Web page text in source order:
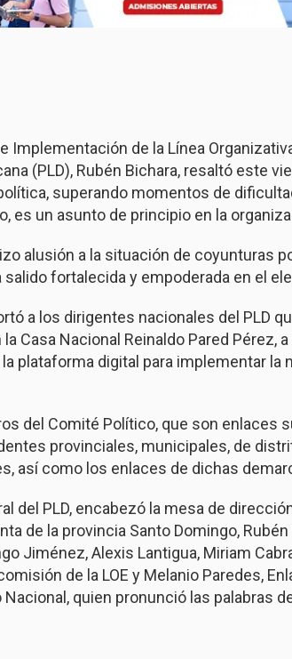
Implementación de la Línea
(PLD), Rubén Bichara, resaltó este
superando momentos de
es un asunto de principio en la
alusión a la situación de coyunturas
fortalecida y empoderada en el
a los dirigentes nacionales del PLD
Casa Nacional Reinaldo Pared Pérez,
plataforma digital para implementar la
del Comité Político, que son enlaces
provinciales, municipales, de
así como los enlaces de dichas
del PLD, encabezó la mesa de
de la provincia Santo Domingo, Rubén
Jiménez, Alexis Lantigua, Miriam
de la LOE y Melanio Paredes,
quien pronunció las palabras